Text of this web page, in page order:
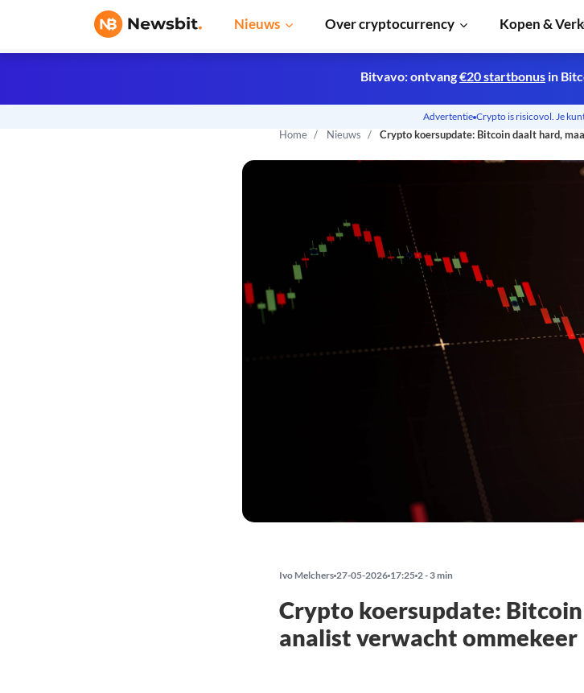
Nieuws Over cryptocurrency Kopen &
Home Nieuws Crypto koersupdate: Bitcoin daalt hard,
Bitvavo: ontvang€20 startbonus in
Advertentie Crypto is risicovol. Je
Ivo Melchers 27-05-2026 17:25 2 - 3 min
Crypto koersupdate:
analist verwacht ommekeer